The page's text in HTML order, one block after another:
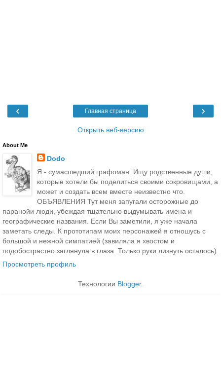
‹ ›
Главная страница
Открыть веб-версию
About Me
Dodo
Я - сумасшедший графоман. Ищу родственные души,
которые хотели бы поделиться своими сокровищами, а
может и создать всем вместе неизвестно что.
ОБЪЯВЛЕНИЯ Тут меня запугали осторожные до
паранойи люди, убеждая тщательно выдумывать имена и
географические названия. Если Вы заметили, я уже начала
заметать следы. К прототипам моих персонажей я отношусь с
большой и нежной симпатией (завиляла я хвостом и
подобострастно заглянула в глаза. Только руки лизнуть осталось).
Просмотреть профиль
Технологии Blogger.